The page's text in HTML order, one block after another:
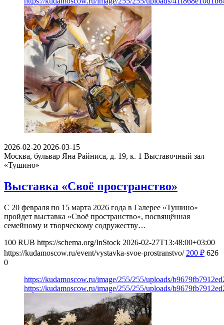
2026-02-20 2026-03-15
Москва, бульвар Яна Райниса, д. 19, к. 1 Выставочный зал
«Тушино»
Выставка «Своё пространство»
С 20 февраля по 15 марта 2026 года в Галерее «Тушино»
пройдет выставка «Своё пространство», посвящённая
семейному и творческому содружеству…
100 RUB https://schema.org/InStock 2026-02-27T13:48:00+03:00
https://kudamoscow.ru/event/vystavka-svoe-prostranstvo/ 200 ₽ 626
0
https://kudamoscow.ru/image/255/255/uploads/
https://kudamoscow.ru/image/255/255/uploads/